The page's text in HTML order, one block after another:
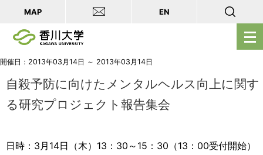
メ
ニ
ー
MAP EN
開催日：2013年03月14日 ～ 2013年03月14日
自殺予防に向けたメンタルヘルス向上に関す
る研究プロジェクト報告集会
日時：3月14日（木）13：30～15：30（13：00受付開始）